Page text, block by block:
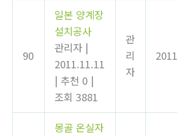
90
일본 양계장
설치공사
관리자 |
2011.11.11
| 추천 0 |
조회 3881
관
리
자
몽골 온실자